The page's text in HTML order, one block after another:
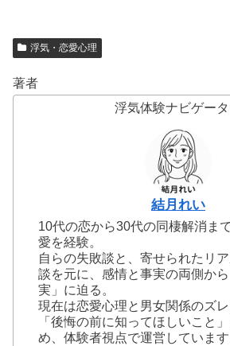
浮気・恋愛心理
著者
浮気体験ナビゲー
結月れい
10代の恋から30代の同棲解消ま
愛を経験。
自らの失敗談と、寄せられたリ
談を元に、感情と事実の両側か
実」に迫る。
現在は恋愛心理と男女関係のズレ
「後悔の前に知ってほしいこと
め、体験者視点で運営しています